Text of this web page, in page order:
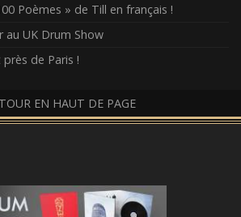
Poèmes » de Till en français !
au UK Drum Show
de Paris !
EN HAUT DE PAGE